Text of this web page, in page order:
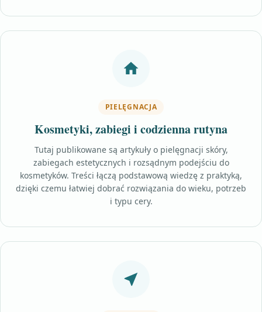
PIELĘGNACJA
Kosmetyki, zabiegi i codzienna rutyna
Tutaj publikowane są artykuły o pielęgnacji skóry,
zabiegach estetycznych i rozsądnym podejściu do
kosmetyków. Treści łączą podstawową wiedzę z praktyką,
dzięki czemu łatwiej dobrać rozwiązania do wieku, potrzeb
i typu cery.